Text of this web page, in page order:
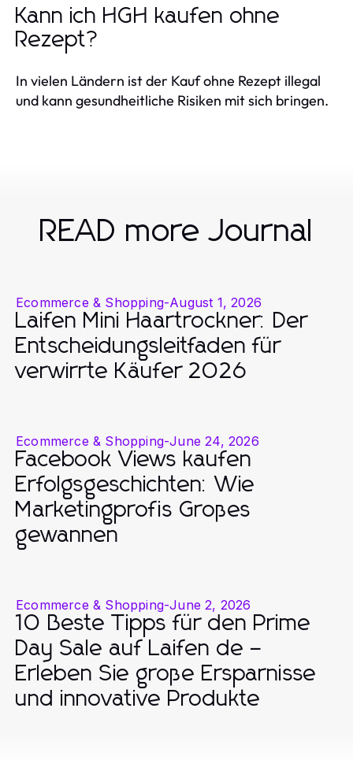
Kann ich HGH kaufen ohne
Rezept?
In vielen Ländern ist der Kauf ohne Rezept illegal
und kann gesundheitliche Risiken mit sich bringen.
READ more Journal
Ecommerce & Shopping-August 1, 2026
Laifen Mini Haartrockner: Der
Entscheidungsleitfaden für
verwirrte Käufer 2026
Ecommerce & Shopping-June 24, 2026
Facebook Views kaufen
Erfolgsgeschichten: Wie
Marketingprofis Großes
gewannen
Ecommerce & Shopping-June 2, 2026
10 Beste Tipps für den Prime
Day Sale auf Laifen de –
Erleben Sie große Ersparnisse
und innovative Produkte